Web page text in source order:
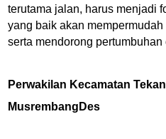
terutama jalan, harus menjadi
yang baik akan
serta mendorong
Perwakilan Kecamatan
MusrembangDes